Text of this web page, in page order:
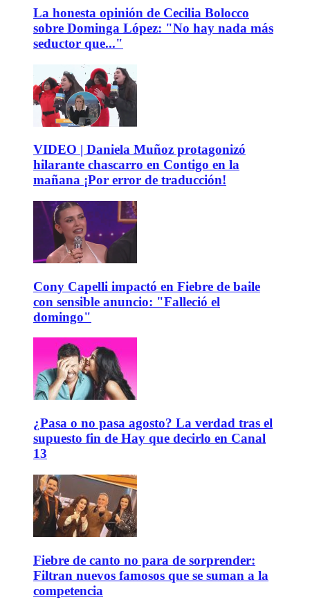
La honesta opinión de Cecilia Bolocco
sobre Dominga López: "No hay nada más
seductor que..."
VIDEO | Daniela Muñoz protagonizó
hilarante chascarro en Contigo en la
mañana ¡Por error de traducción!
Cony Capelli impactó en Fiebre de baile
con sensible anuncio: "Falleció el
domingo"
¿Pasa o no pasa agosto? La verdad tras el
supuesto fin de Hay que decirlo en Canal
13
Fiebre de canto no para de sorprender:
Filtran nuevos famosos que se suman a la
competencia